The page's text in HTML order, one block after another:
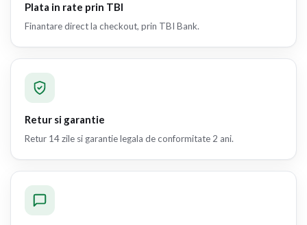
Plata in rate prin TBI
Finantare direct la checkout, prin TBI Bank.
Retur si garantie
Retur 14 zile si garantie legala de conformitate 2 ani.